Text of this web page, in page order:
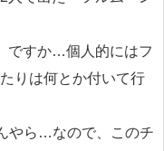
ですか…個人的にはフ
りは何とか付いて行
やら…なので、このチ